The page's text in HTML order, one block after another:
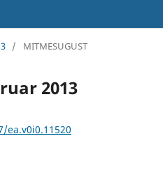
/ MITMESUGUST
2013
ea.v0i0.11520